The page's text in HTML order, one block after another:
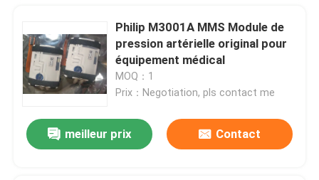
Philip M3001A MMS Module de
pression artérielle original pour
équipement médical
MOQ：1
Prix：Negotiation, pls contact me
meilleur prix Contact